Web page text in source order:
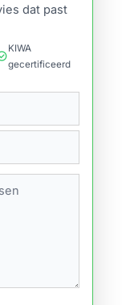
dat past
KIWA
gecertificeerd